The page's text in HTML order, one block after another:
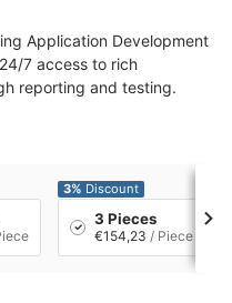
Application Development
7 access to rich
reporting and testing.
3% Discount
3 Pieces
€154,23 / Piece